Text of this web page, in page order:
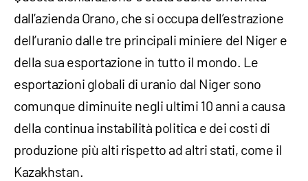
dall’azienda Orano, che si occupa dell’estrazione
dell’uranio dalle tre principali miniere del Niger e
della sua esportazione in tutto il mondo. Le
esportazioni globali di uranio dal Niger sono
comunque diminuite negli ultimi 10 anni a causa
della continua instabilità politica e dei costi di
produzione più alti rispetto ad altri stati, come il
Kazakhstan.